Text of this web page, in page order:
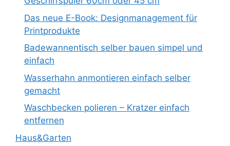
Das neue E-Book: Designmanagement für
Printprodukte
Badewannentisch selber bauen simpel und
einfach
Wasserhahn anmontieren einfach selber
gemacht
Waschbecken polieren – Kratzer einfach
entfernen
Haus&Garten